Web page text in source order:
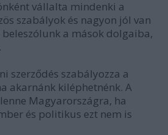
vállalta mindenki a
szabályok és nagyon jól van
a mások dolgaiba,
szerződés szabályozza a
akarnánk kiléphetnénk. A
Magyarországra, ha
és politikus ezt nem is